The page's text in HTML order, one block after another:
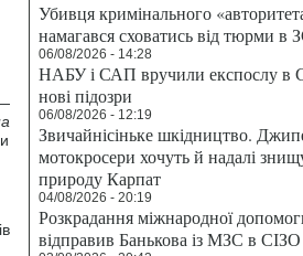
Убивця кримінального
намагався сховатись від тюрми в
06/08/2026 - 14:28
НАБУ і САП вручили експослу
нові підозри
06/08/2026 - 12:19
Звичайнісіньке шкідництво.
мотокросери хочуть й надалі
природу Карпат
04/08/2026 - 20:19
Розкрадання міжнародної
відправив Банькова із МЗС в СІЗО